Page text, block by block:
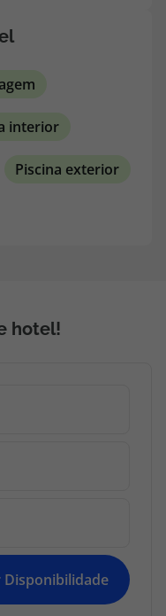
interior
Piscina exterior
hotel!
Disponibilidade